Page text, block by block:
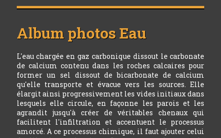
Album photosEau
L'eau chargée en gaz carbonique dissout le carbonate
de calcium contenu dans les roches calcaires pour
former un sel dissout de bicarbonate de calcium
qu'elle transporte et évacue vers les sources. Elle
élargit ainsi progressivement les vides initiaux dans
lesquels elle circule, en façonne les parois et les
agrandit jusqu'à créer de véritables chenaux qui
facilitent l'infiltration et accentuent le processus
amorcé. A ce processus chimique, il faut ajouter celui